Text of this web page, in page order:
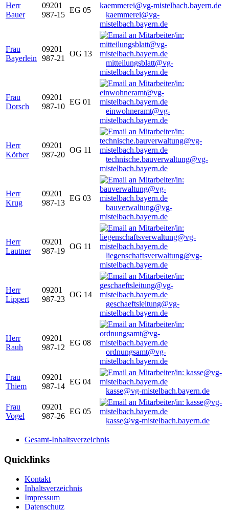
Herr
Bauer
09201
987-15
EG 05
kaemmerei@vg-
mistelbach.bayern.de
Frau
Bayerlein
09201
987-21
OG 13
mitteilungsblatt@vg-
mistelbach.bayern.de
Frau
Dorsch
09201
987-10
EG 01
einwohneramt@vg-
mistelbach.bayern.de
Herr
Körber
09201
987-20
OG 11
technische.bauverwaltung@vg-
mistelbach.bayern.de
Herr
Krug
09201
987-13
EG 03
bauverwaltung@vg-
mistelbach.bayern.de
Herr
Lautner
09201
987-19
OG 11
liegenschaftsverwaltung@vg-
mistelbach.bayern.de
Herr
Lippert
09201
987-23
OG 14
geschaeftsleitung@vg-
mistelbach.bayern.de
Herr
Rauh
09201
987-12
EG 08
ordnungsamt@vg-
mistelbach.bayern.de
Frau
Thiem
09201
987-14
EG 04
kasse@vg-mistelbach.bayern.de
Frau
Vogel
09201
987-26
EG 05
kasse@vg-mistelbach.bayern.de
Gesamt-Inhaltsverzeichnis
Quicklinks
Kontakt
Inhaltsverzeichnis
Impressum
Datenschutz